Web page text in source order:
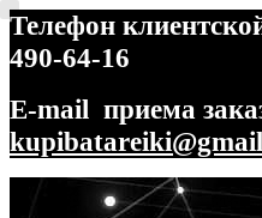
Телефон
490-64-16
E-mail приема
Перейти
Перейти